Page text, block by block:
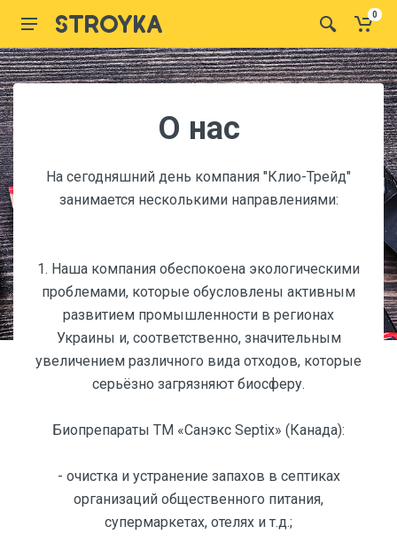
0
О наc
На сегодняшний день компания "Клио-Трейд"
занимается несколькими направлениями:
1. Наша компания обеспокоена экологическими
проблемами, которые обусловлены активным
развитием промышленности в регионах
Украины и, соответственно, значительным
увеличением различного вида отходов, которые
серьёзно загрязняют биосферу.
Биопрепараты ТМ «Санэкс Septix» (Канада):
- очистка и устранение запахов в септиках
организаций общественного питания,
супермаркетах, отелях и т.д.;